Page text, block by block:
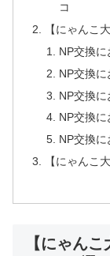
コ
【にゃんこ
NP交換
NP交換
NP交換
NP交換
NP交換
【にゃんこ
【にゃん